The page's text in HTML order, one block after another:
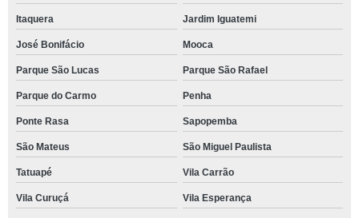
Itaquera Jardim Iguatemi
José Bonifácio Mooca
Parque São Lucas Parque São Rafael
Parque do Carmo Penha
Ponte Rasa Sapopemba
São Mateus São Miguel Paulista
Tatuapé Vila Carrão
Vila Curuçá Vila Esperança